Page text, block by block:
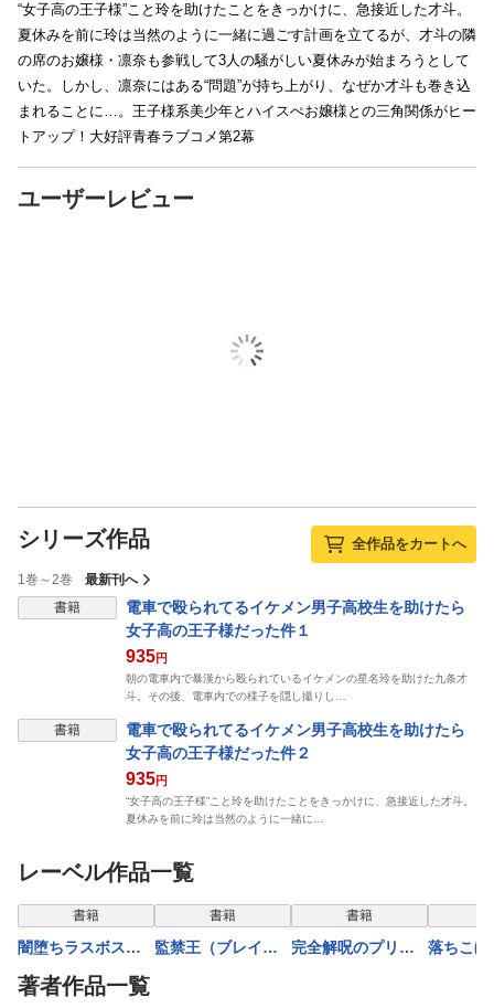
“女子高の王子様”こと玲を助けたことをきっかけに、急接近した才斗。
夏休みを前に玲は当然のように一緒に過ごす計画を立てるが、才斗の隣
の席のお嬢様・凛奈も参戦して3人の騒がしい夏休みが始まろうとして
いた。しかし、凛奈にはある“問題”が持ち上がり、なぜか才斗も巻き込
まれることに…。王子様系美少年とハイスぺお嬢様との三角関係がヒー
トアップ！大好評青春ラブコメ第2幕
ユーザーレビュー
シリーズ作品 全作品をカートへ
1巻～2巻
最新刊へ
書籍
電車で殴られてるイケメン男子高校生を助けたら
女子高の王子様だった件１
935円
朝の電車内で暴漢から殴られているイケメンの星名玲を助けた九条才
斗。その後、電車内での様子を隠し撮りし…
書籍
電車で殴られてるイケメン男子高校生を助けたら
女子高の王子様だった件２
935円
“女子高の王子様”こと玲を助けたことをきっかけに、急接近した才斗。
夏休みを前に玲は当然のように一緒に…
レーベル作品一覧
書籍
闇堕ちラスボス令
嬢の幼馴染に転生
した。俺が死んだ
書籍
監禁王（ブレイブ
書籍
完全解呪のプリー
落ちこぼ
著者作品一覧